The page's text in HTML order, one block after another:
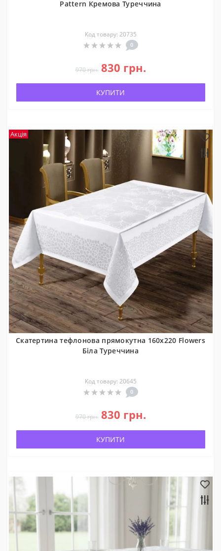
Pattern Кремова Туреччина
Код товару: 20735
0
970 грн. 830 грн.
КУПИТИ
Акція
Скатертина тефлонова прямокутна 160x220 Flowers
Біла Туреччина
Код товару: 20645
0
970 грн. 830 грн.
КУПИТИ